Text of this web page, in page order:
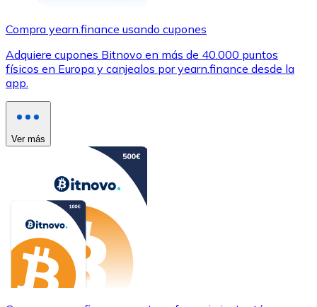
Compra yearn.finance usando cupones
Adquiere cupones Bitnovo en más de 40.000 puntos
físicos en Europa y canjealos por yearn.finance desde la
app.
Ver más